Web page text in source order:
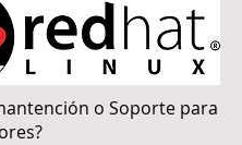
o Soporte para